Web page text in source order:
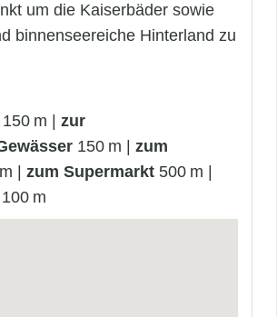
um die Kaiserbäder sowie
binnenseereiche Hinterland zu
150 m | zur
150 m | zum
| zum Supermarkt 500 m |
100 m